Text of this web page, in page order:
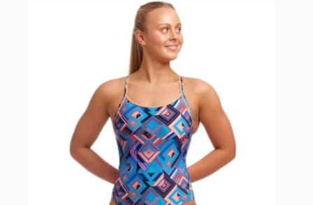
wariantów.
Opcje
można
wybrać
na
stronie
produktu